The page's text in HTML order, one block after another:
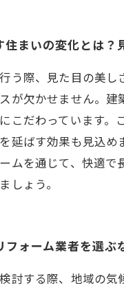
まいの変化とは
う際、見た目の美
が欠かせません。
こだわっています
延ばす効果も見込
ムを通じて、快適
しょう。
ォーム業者を選
討する際、地域の